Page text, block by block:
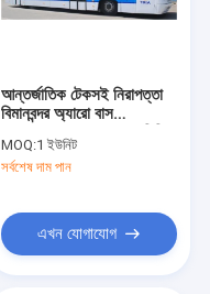
আন্তর্জাতিক টেকসই নিরাপত্তা
বিমানবন্দর অ্যারো বাস
× 3178 মিমি
MOQ:1 ইউনিট
সর্বশেষ দাম পান
এখন যোগাযোগ